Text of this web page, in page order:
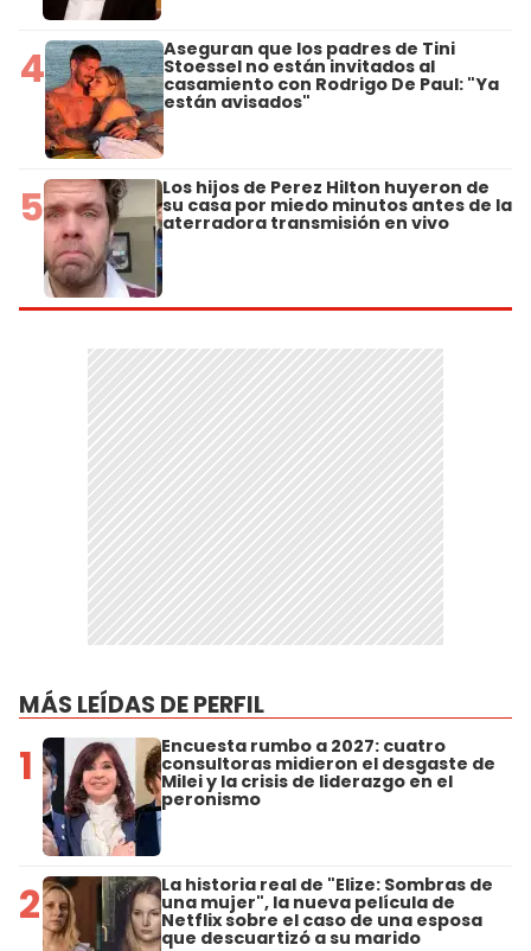
4 Aseguran que los padres de Tini
Stoessel no están invitados al
casamiento con Rodrigo De Paul: "Ya
están avisados"
5 Los hijos de Perez Hilton huyeron de
su casa por miedo minutos antes de la
aterradora transmisión en vivo
MÁS LEÍDAS DE PERFIL
1 Encuesta rumbo a 2027: cuatro
consultoras midieron el desgaste de
Milei y la crisis de liderazgo en el
peronismo
2 La historia real de "Elize: Sombras de
una mujer", la nueva película de
Netflix sobre el caso de una esposa
que descuartizó a su marido